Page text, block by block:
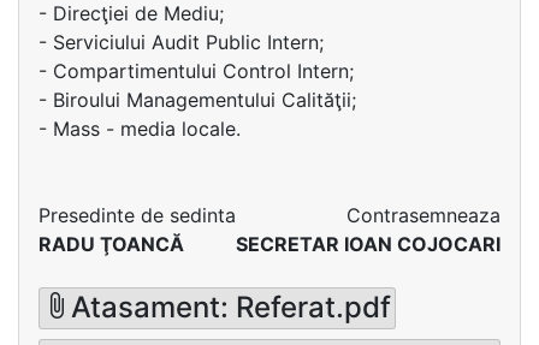
- Direcţiei de Mediu;
- Serviciului Audit Public Intern;
- Compartimentului Control Intern;
- Biroului Managementului Calităţii;
- Mass - media locale.
Presedinte de sedinta
RADU ŢOANCĂ
Contrasemneaza
SECRETAR IOAN COJOCARI
Atasament: Referat.pdf